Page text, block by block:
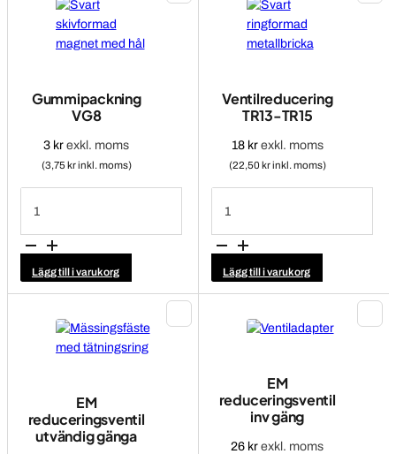
Gummipackning
VG8
3 kr exkl. moms
(3,75 kr inkl. moms)
Gummipackning
VG8
mängd
Lägg till i varukorg
Ventilreducering
TR13-TR15
18 kr exkl. moms
(22,50 kr inkl. moms)
Ventilreducering
TR13-
TR15
Lägg till i varukorg
EM
reduceringsventil
utvändig gänga
EM
reduceringsventil
inv gäng
26 kr exkl. moms